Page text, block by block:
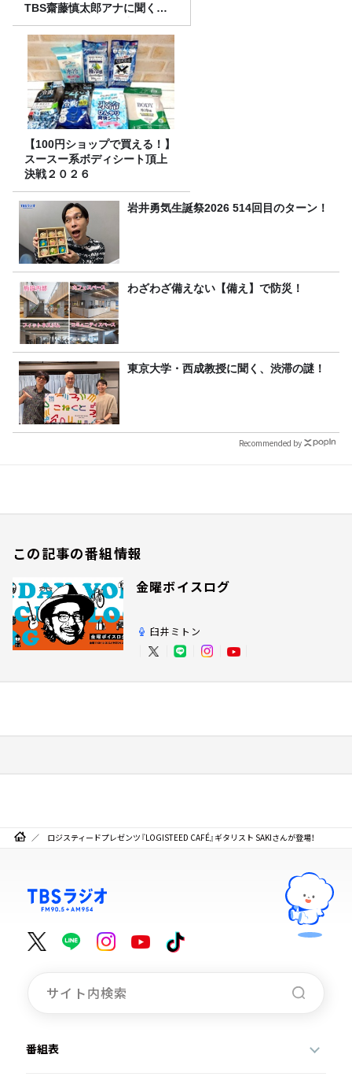
TBS齋藤慎太郎アナに聞くメ
ンズフィジークの魅力！！
【100円ショップで買える！】
スースー系ボディシート頂上
決戦２０２６
岩井勇気生誕祭2026 514回目のターン！
わざわざ備えない【備え】で防災！
東京大学・西成教授に聞く、渋滞の謎！
Recommended by
この記事の番組情報
金曜ボイスログ
臼井ミトン
ロジスティードプレゼンツ『LOGISTEED CAFÉ』ギタリスト SAKIさんが登場！
番組表